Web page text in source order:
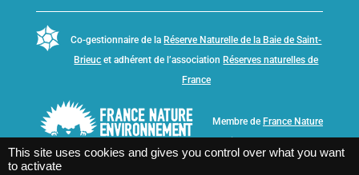
Co-gestionnaire de la Réserve Naturelle de la Baie de Saint-
Brieuc et adhérent de l’association Réserves naturelles de
France
Membre de France Nature
This site uses cookies and gives you control over what you want
to activate